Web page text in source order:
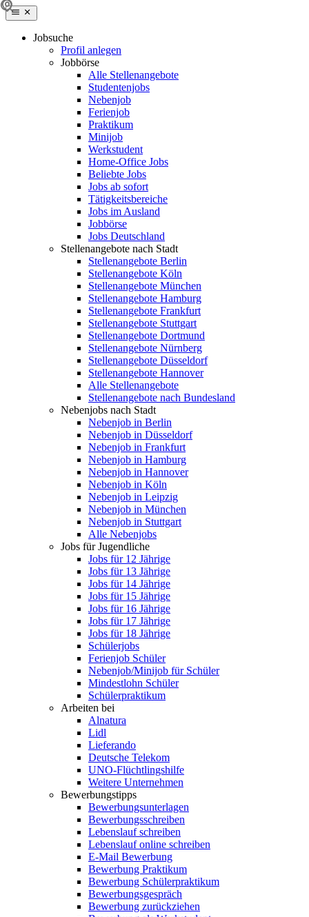
Jobsuche
Profil anlegen
Jobbörse
Alle Stellenangebote
Studentenjobs
Nebenjob
Ferienjob
Praktikum
Minijob
Werkstudent
Home-Office Jobs
Beliebte Jobs
Jobs ab sofort
Tätigkeitsbereiche
Jobs im Ausland
Jobbörse
Jobs Deutschland
Stellenangebote nach Stadt
Stellenangebote Berlin
Stellenangebote Köln
Stellenangebote München
Stellenangebote Hamburg
Stellenangebote Frankfurt
Stellenangebote Stuttgart
Stellenangebote Dortmund
Stellenangebote Nürnberg
Stellenangebote Düsseldorf
Stellenangebote Hannover
Alle Stellenangebote
Stellenangebote nach Bundesland
Nebenjobs nach Stadt
Nebenjob in Berlin
Nebenjob in Düsseldorf
Nebenjob in Frankfurt
Nebenjob in Hamburg
Nebenjob in Hannover
Nebenjob in Köln
Nebenjob in Leipzig
Nebenjob in München
Nebenjob in Stuttgart
Alle Nebenjobs
Jobs für Jugendliche
Jobs für 12 Jährige
Jobs für 13 Jährige
Jobs für 14 Jährige
Jobs für 15 Jährige
Jobs für 16 Jährige
Jobs für 17 Jährige
Jobs für 18 Jährige
Schülerjobs
Ferienjob Schüler
Nebenjob/Minijob für Schüler
Mindestlohn Schüler
Schülerpraktikum
Arbeiten bei
Alnatura
Lidl
Lieferando
Deutsche Telekom
UNO-Flüchtlingshilfe
Weitere Unternehmen
Bewerbungstipps
Bewerbungsunterlagen
Bewerbungsschreiben
Lebenslauf schreiben
Lebenslauf online schreiben
E-Mail Bewerbung
Bewerbung Praktikum
Bewerbung Schülerpraktikum
Bewerbungsgespräch
Bewerbung zurückziehen